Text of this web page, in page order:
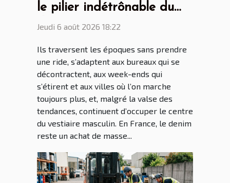
le pilier indétrônable du
dressing masculin
Jeudi 6 août 2026 18:22
Ils traversent les époques sans prendre
une ride, s’adaptent aux bureaux qui se
décontractent, aux week-ends qui
s’étirent et aux villes où l’on marche
toujours plus, et, malgré la valse des
tendances, continuent d’occuper le centre
du vestiaire masculin. En France, le denim
reste un achat de masse...